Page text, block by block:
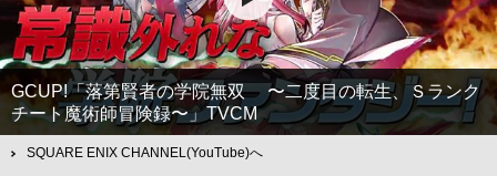
GCUP!「落第賢者の学院無双 〜二度目の転生、Ｓランク
チート魔術師冒険録〜」TVCM
SQUARE ENIX CHANNEL(YouTube)へ